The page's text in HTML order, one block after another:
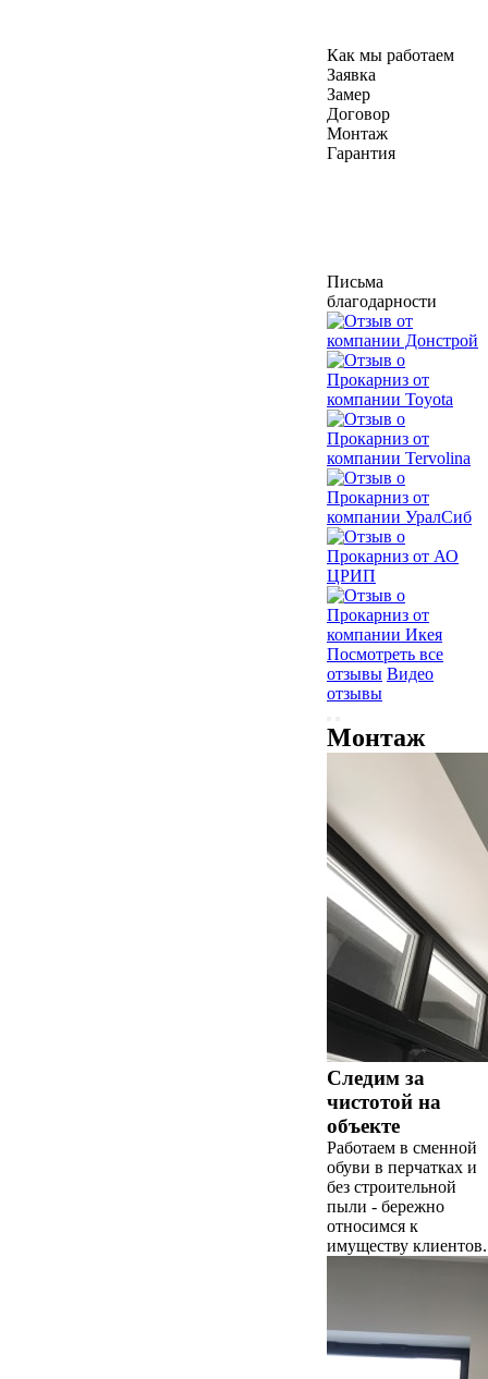
Как мы работаем
Заявка
Замер
Договор
Монтаж
Гарантия
Письма
благодарности
Посмотреть все
отзывы Видео
отзывы
Монтаж
Следим за
чистотой на
объекте
Работаем в сменной
обуви в перчатках и
без строительной
пыли - бережно
относимся к
имуществу клиентов.